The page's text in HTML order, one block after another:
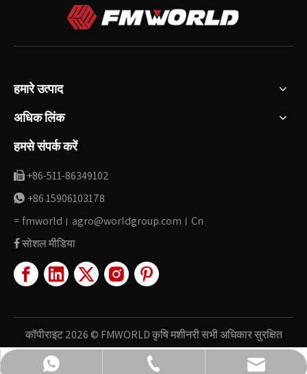
हमारे उत्पाद
अधिक लिंक
हमसे संपर्क करें
 +86-511-86349102
 +86 15906103178
=fmworld। agro@worldgroup.com। Cn
सोशल मीडिया
+86 15906103178
+86-511-86349102
fmworld.agro@worldgroup.com.cn
कॉपीराइट2026© FMWORLDकृषिमशीनरी सभी अधिकारसुरक्षित